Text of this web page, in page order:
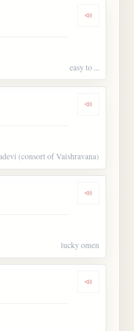
Dengarkan
easy to ...
Dengarkan
(consort of Vaishravana)
Dengarkan
lucky omen
Dengarkan